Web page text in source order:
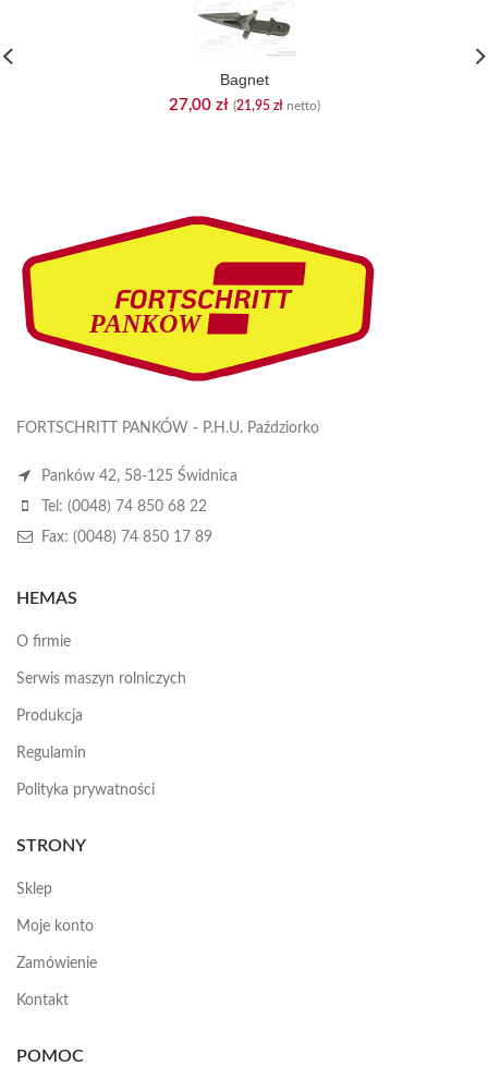
Bagnet
27,00 zł (21,95 złnetto)
FORTSCHRITT PANKÓW - P.H.U. Paździorko
Panków 42, 58-125 Świdnica
Tel: (0048) 74 850 68 22
Fax: (0048) 74 850 17 89
HEMAS
O firmie
Serwis maszyn rolniczych
Produkcja
Regulamin
Polityka prywatności
STRONY
Sklep
Moje konto
Zamówienie
Kontakt
POMOC